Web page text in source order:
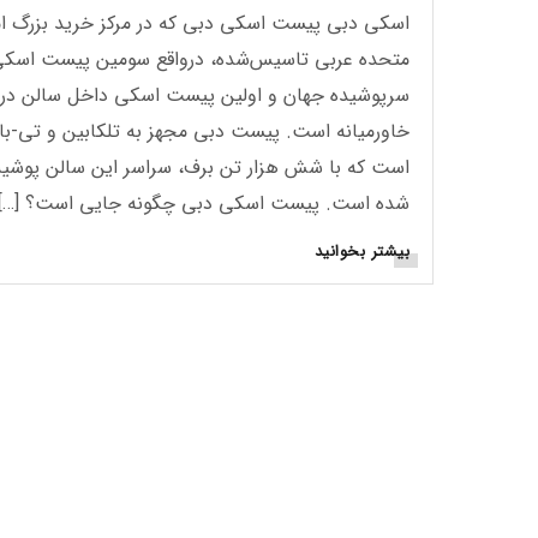
اسکی دبی پیست اسکی دبی که در مرکز خرید بزرگ
متحده عربی تاسیس‌شده، درواقع سومین پیست
سرپوشیده جهان و اولین پیست اسکی داخل سالن در
خاورمیانه است. پیست دبی مجهز به تلکابین و تی-
است که با شش هزار تن برف، سراسر این سالن
شده است. پیست اسکی دبی چگونه جایی است؟ […]
بیشتر بخوانید